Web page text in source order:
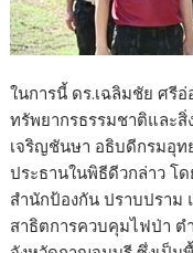
ในการนี้ ดร.เฉลิมชัย ศรี
ทรัพยากรธรรมชาติและ
เจริญชันษา อธิบดีกรมอุ
ประธานในพิธีดีวกล่าว
สำนักป้องกัน ปราบปรา
สาธิตการควบคุมไฟป่า ต